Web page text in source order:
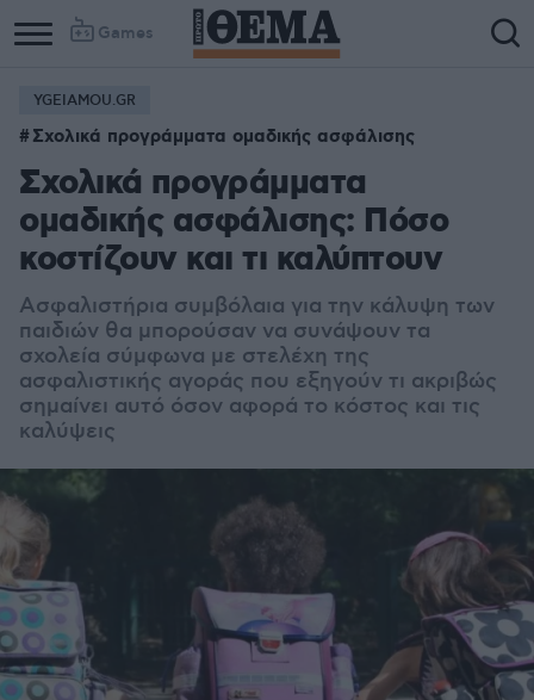
Games
YGEIAMOU.GR
Σχολικά προγράμματα ομαδικής ασφάλισης
Σχολικά προγράμματα
ομαδικής ασφάλισης: Πόσο
κοστίζουν και τι καλύπτουν
Ασφαλιστήρια συμβόλαια για την κάλυψη των
παιδιών θα μπορούσαν να συνάψουν τα
σχολεία σύμφωνα με στελέχη της
ασφαλιστικής αγοράς που εξηγούν τι ακριβώς
σημαίνει αυτό όσον αφορά το κόστος και τις
καλύψεις